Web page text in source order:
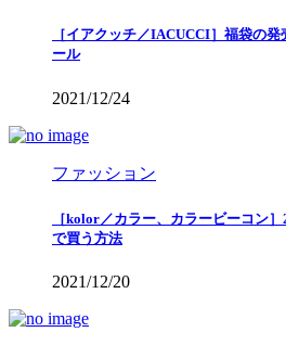
［イアクッチ／IACUCCI］福袋の
ール
2021/12/24
ファッション
［kolor／カラー、カラービーコン
で買う方法
2021/12/20